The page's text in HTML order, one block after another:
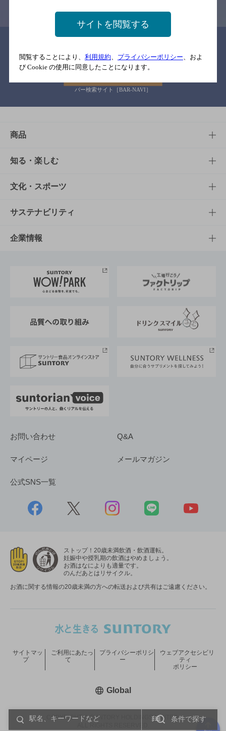
条件で探す
バー検索サイト［BAR-NAVI］
商品
商品TOP
商品一覧
商品発売情報
栄養成分一覧
知る・楽しむ
知る・楽しむTOP
キャンペーン
工場見学
地域情報
文化・スポーツ
文化・スポーツTOP
サントリーホール
サントリーサンバーズ大阪
サステナビリティ
サステナビリティTOP
サントリーが考えるサステナビリティ経営
企業情報
企業概要
採用情報
お問い合わせ Q&A
マイページ メールマガジン
公式SNS一覧
ストップ！20歳未満飲酒・飲酒運転。
妊娠中や授乳期の飲酒はやめましょう。
お酒はなによりも適量です。
のんだあとはリサイクル。
お酒に関する情報の20歳未満の方への転送および共有はご遠慮ください。
COPYRIGHT © SUNTORY HOLDINGS LIMITED.
サイトマッ
プ
ご利用にあたっ
て
プライバシーポリシ
ー
ウェブアクセシビリ
ティ
ポリシー
Global新しいウィンドウで開く
サイトを閲覧する
閲覧することにより、 利用規約、 プライバシーポリシー、およ
び Cookie の使用に同意したことになります。